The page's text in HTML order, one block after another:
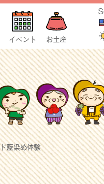
イベント お土産
藍染め体験